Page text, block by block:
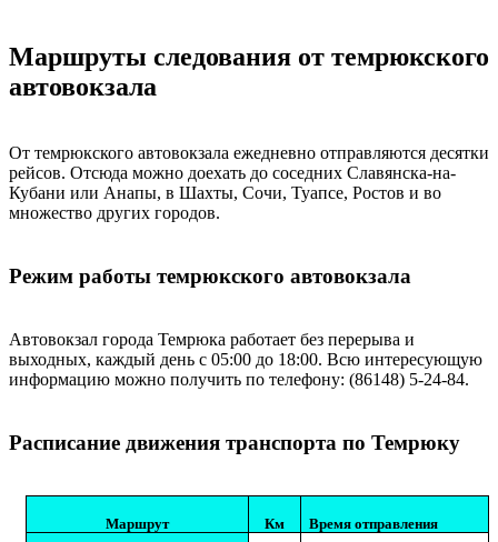
Маршруты следования от темрюкского
автовокзала
От темрюкского автовокзала ежедневно отправляются десятки
рейсов. Отсюда можно доехать до соседних Славянска-на-
Кубани или Анапы, в Шахты, Сочи, Туапсе, Ростов и во
множество других городов.
Режим работы темрюкского автовокзала
Автовокзал города Темрюка работает без перерыва и
выходных, каждый день с 05:00 до 18:00. Всю интересующую
информацию можно получить по телефону: (86148) 5-24-84.
Расписание движения транспорта по Темрюку
Маршрут Км Время отправления